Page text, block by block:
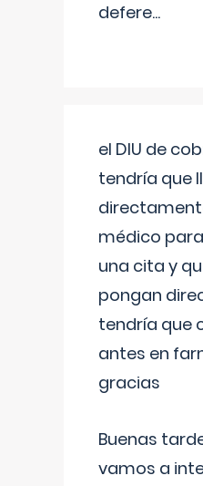
defere...
el DIU de
tendría que
médico
una cita y
pongan
tendría que
antes en
gracias
Buenas
vamos a